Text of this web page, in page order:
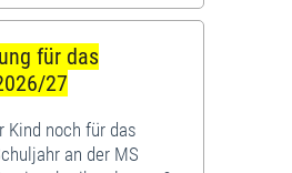
für das
27
Kind noch für das
an der MS